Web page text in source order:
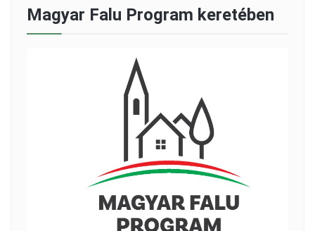
Magyar Falu Program keretében